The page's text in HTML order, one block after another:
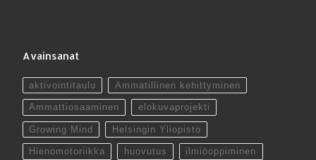
Avainsanat
aktivointitaulu Ammatillinen kehittyminen
Ammattiosaaminen elokuvaprojekti
Growing Mind Helsingin Yliopisto
Hienomotoriikka huovutus ilmiöoppiminen